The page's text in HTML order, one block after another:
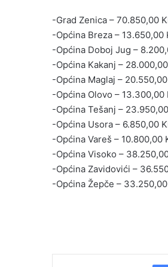
-Grad Zenica – 70.850,00
-Općina Breza – 13.650,00
-Općina Doboj Jug –
-Općina Kakanj –
-Općina Maglaj –
-Općina Olovo – 13.300,00
-Općina Tešanj –
-Općina Usora – 6.850,00
-Općina Vareš – 10.800,00
-Općina Visoko –
-Općina Zavidovići –
-Općina Žepče –